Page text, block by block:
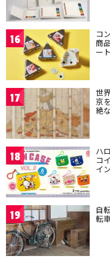
16 コ
商
ー
17 世
京
絶
18 ハ
コ
イ
19 自
転